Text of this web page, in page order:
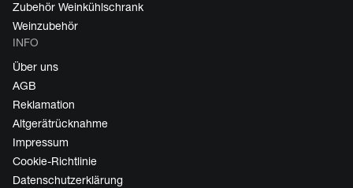
Zubehör Weinkühlschrank
Weinzubehör
INFO
Über uns
AGB
Reklamation
Altgerätrücknahme
Impressum
Cookie-Richtlinie
Datenschutzerklärung